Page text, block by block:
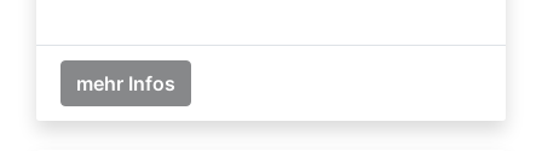
mehr Infos